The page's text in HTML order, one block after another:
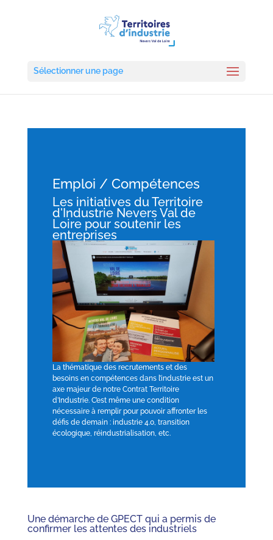
Sélectionner une page
Emploi / Compétences
Les initiatives du Territoire
d'Industrie Nevers Val de
Loire pour soutenir les
entreprises
La thématique des recrutements et des
besoins en compétences dans l’industrie est un
axe majeur de notre Contrat Territoire
d’Industrie. C’est même une condition
nécessaire à remplir pour pouvoir affronter les
défis de demain : industrie 4.0, transition
écologique, réindustrialisation, etc.
Une démarche de GPECT qui a permis de
confirmer les attentes des industriels